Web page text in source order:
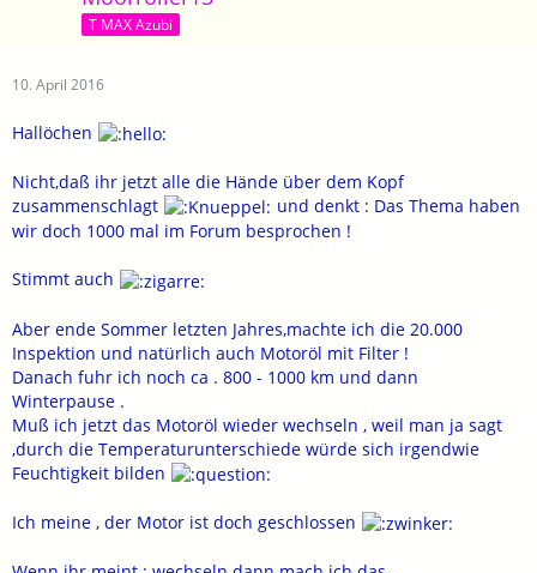
T MAX Azubi
10. April 2016
Hallöchen
Nicht,daß ihr jetzt alle die Hände über dem Kopf
zusammenschlagt
und denkt : Das Thema haben
wir doch 1000 mal im Forum besprochen !
Stimmt auch
Aber ende Sommer letzten Jahres,machte ich die 20.000
Inspektion und natürlich auch Motoröl mit Filter !
Danach fuhr ich noch ca . 800 - 1000 km und dann
Winterpause .
Muß ich jetzt das Motoröl wieder wechseln , weil man ja sagt
,durch die Temperaturunterschiede würde sich irgendwie
Feuchtigkeit bilden
Ich meine , der Motor ist doch geschlossen